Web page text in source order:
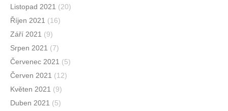
Listopad 2021 (20)
Říjen 2021 (16)
Září 2021 (9)
Srpen 2021 (7)
Červenec 2021 (5)
Červen 2021 (12)
Květen 2021 (9)
Duben 2021 (5)